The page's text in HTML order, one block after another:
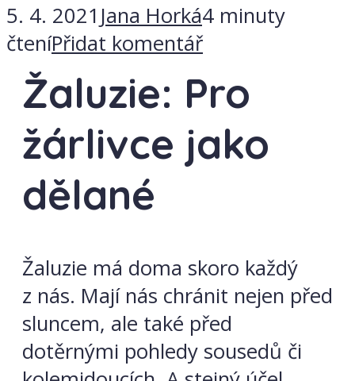
5. 4. 2021 Jana Horká4 minuty
čteníPřidat komentář
Žaluzie: Pro
žárlivce jako
dělané
Žaluzie má doma skoro každý
z nás. Mají nás chránit nejen před
sluncem, ale také před
dotěrnými pohledy sousedů či